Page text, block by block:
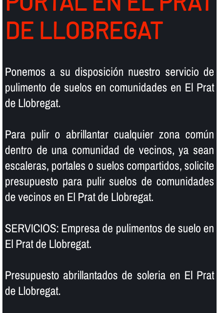
DE LLOBREGAT
Ponemos a su disposición nuestro servicio de
pulimento de suelos en comunidades en El Prat
de Llobregat.
Para pulir o abrillantar cualquier zona común
dentro de una comunidad de vecinos, ya sean
escaleras, portales o suelos compartidos, solicite
presupuesto para pulir suelos de comunidades
de vecinos en El Prat de Llobregat.
SERVICIOS: Empresa de pulimentos de suelo en
El Prat de Llobregat.
Presupuesto abrillantados de soleria en El Prat
de Llobregat.